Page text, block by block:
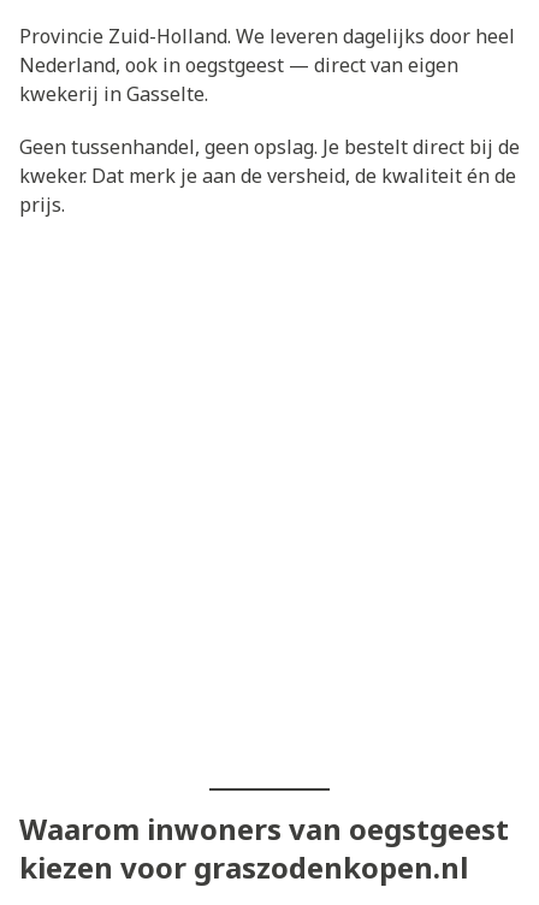
Provincie Zuid-Holland. We leveren dagelijks door heel
Nederland, ook in oegstgeest — direct van eigen
kwekerij in Gasselte.
Geen tussenhandel, geen opslag. Je bestelt direct bij de
kweker. Dat merk je aan de versheid, de kwaliteit én de
prijs.
Waarom inwoners van oegstgeest
kiezen voor graszodenkopen.nl